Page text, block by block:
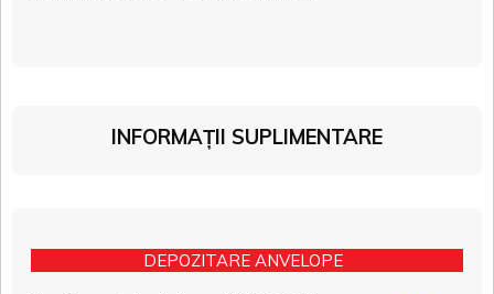
INFORMAȚII SUPLIMENTARE
DEPOZITARE ANVELOPE